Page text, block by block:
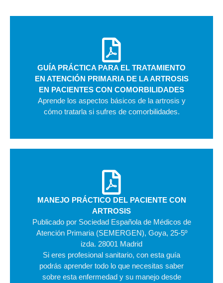
GUÍA PRÁCTICA PARA EL TRATAMIENTO
EN ATENCIÓN PRIMARIA DE LA ARTROSIS
EN PACIENTES CON COMORBILIDADES
Aprende los aspectos básicos de la artrosis y
cómo tratarla si sufres de comorbilidades.
MANEJO PRÁCTICO DEL PACIENTE CON
ARTROSIS
Publicado por Sociedad Española de Médicos de
Atención Primaria (SEMERGEN), Goya, 25-5º
izda. 28001 Madrid
Si eres profesional sanitario, con esta guía
podrás aprender todo lo que necesitas saber
sobre esta enfermedad y su manejo desde